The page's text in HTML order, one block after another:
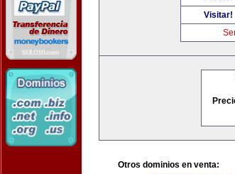
Visitar!
Otros dominios en venta: